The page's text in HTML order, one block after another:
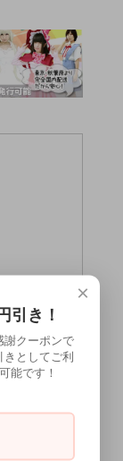
×
引き！
謝クーポンで
きとしてご利
能です！